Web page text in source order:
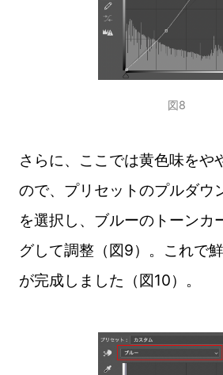
図8
さらに、ここでは黄色味をや
ので、プリセットのプルダウ
を選択し、ブルーのトーンカ
グして調整（図9）。これで
が完成しました（図10）。